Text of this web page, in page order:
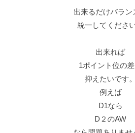
出来るだけバラン
統一してください
出来れば
1ポイント位の
抑えたいです。
例えば
D1なら
D２のAW